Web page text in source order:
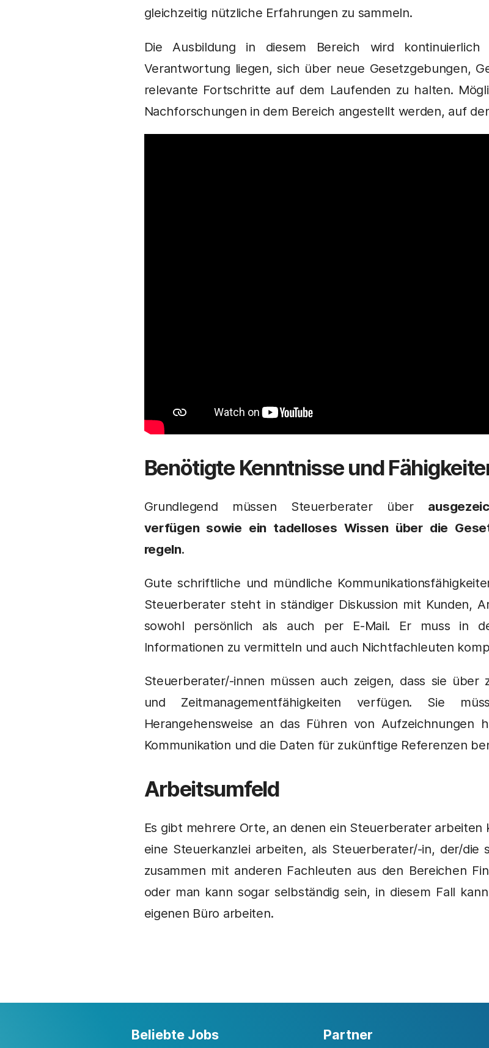
gleichzeitig nützliche Erfahrungen zu sammeln.
Die Ausbildung in diesem Bereich wird
Verantwortung liegen, sich über neue Gesetzgebungen,
relevante Fortschritte auf dem Laufenden zu halten.
Nachforschungen in dem Bereich angestellt werden, auf
Benötigte Kenntnisse und
Grundlegend müssen Steuerberater über
verfügen sowie ein tadelloses Wissen über die
regeln.
Gute schriftliche und mündliche
Steuerberater steht in ständiger Diskussion mit Kunden,
sowohl persönlich als auch per E-Mail. Er muss in
Informationen zu vermitteln und auch Nichtfachleuten
Steuerberater/-innen müssen auch zeigen, dass sie über
und Zeitmanagementfähigkeiten verfügen. Sie
Herangehensweise an das Führen von Aufzeichnungen
Kommunikation und die Daten für zukünftige Referenzen
Arbeitsumfeld
Es gibt mehrere Orte, an denen ein Steuerberater arbeiten
eine Steuerkanzlei arbeiten, als Steuerberater/-in, der/die
zusammen mit anderen Fachleuten aus den Bereichen
oder man kann sogar selbständig sein, in diesem Fall
eigenen Büro arbeiten.
Beliebte Jobs Partner